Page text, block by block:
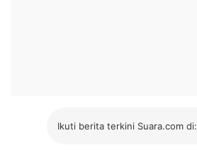
Ikuti berita terkini Suara.com di: